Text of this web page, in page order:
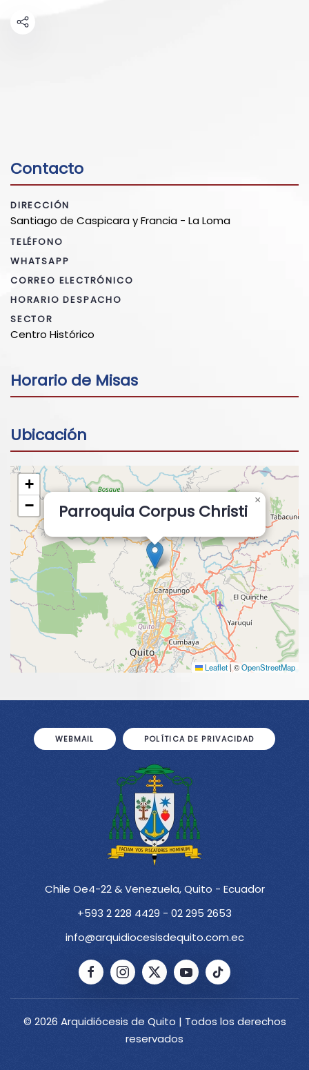
Contacto
DIRECCIÓN
Santiago de Caspicara y Francia - La Loma
TELÉFONO
WHATSAPP
CORREO ELECTRÓNICO
HORARIO DESPACHO
SECTOR
Centro Histórico
Horario de Misas
Ubicación
Parroquia Corpus Christi
×
+
−
Leaflet |©OpenStreetMap
WEBMAIL POLÍTICA DE PRIVACIDAD
Chile Oe4-22 & Venezuela, Quito - Ecuador
+593 2 228 4429 - 02 295 2653
info@arquidiocesisdequito.com.ec
© 2026 Arquidiócesis de Quito | Todos los derechos
reservados